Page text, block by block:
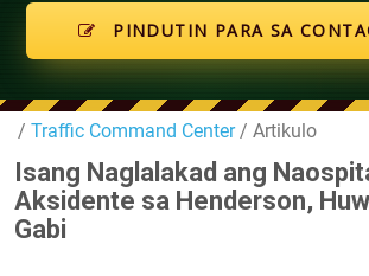
PINDUTIN PARA SA
/ Traffic Command Center/ Artikulo
Isang Naglalakad ang
Aksidente sa Henderson,
Gabi